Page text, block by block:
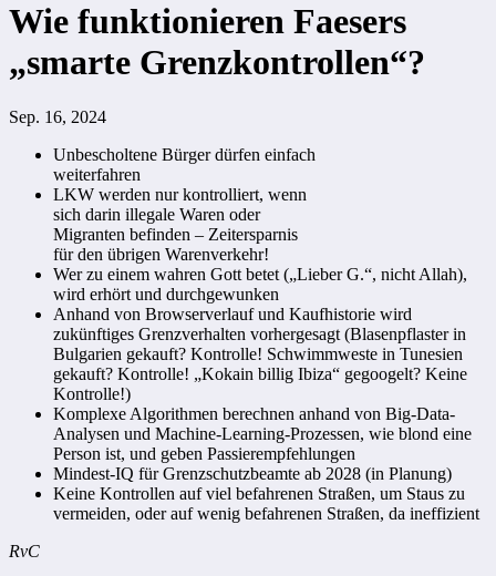
Wie funktionieren Faesers
„smarte Grenzkontrollen“?
Sep. 16, 2024
Unbescholtene Bürger dürfen einfach
weiterfahren
LKW werden nur kontrolliert, wenn
sich darin illegale Waren oder
Migranten befinden – Zeitersparnis
für den übrigen Warenverkehr!
Wer zu einem wahren Gott betet („Lieber G.“, nicht Allah),
wird erhört und durchgewunken
Anhand von Browserverlauf und Kaufhistorie wird
zukünftiges Grenzverhalten vorhergesagt (Blasenpflaster in
Bulgarien gekauft? Kontrolle! Schwimmweste in Tunesien
gekauft? Kontrolle! „Kokain billig Ibiza“ gegoogelt? Keine
Kontrolle!)
Komplexe Algorithmen berechnen anhand von Big-Data-
Analysen und Machine-Learning-Prozessen, wie blond eine
Person ist, und geben Passierempfehlungen
Mindest-IQ für Grenzschutzbeamte ab 2028 (in Planung)
Keine Kontrollen auf viel befahrenen Straßen, um Staus zu
vermeiden, oder auf wenig befahrenen Straßen, da ineffizient
RvC